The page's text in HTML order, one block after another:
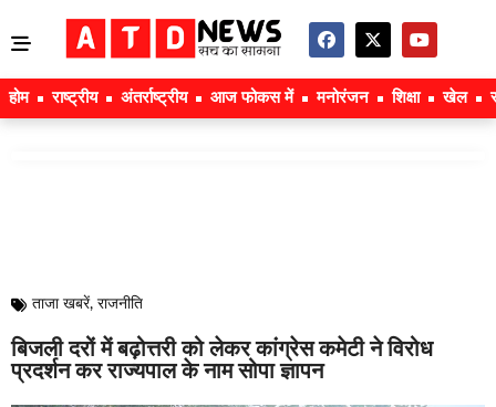
होम राष्ट्रीय अंतर्राष्ट्रीय आज फोकस में मनोरंजन शिक्षा खेल
ताजा खबरें, राजनीति
बिजली दरों में बढ़ोत्तरी को लेकर कांग्रेस कमेटी ने विरोध
प्रदर्शन कर राज्यपाल के नाम सोपा ज्ञापन